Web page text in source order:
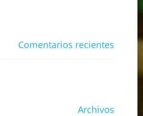
Comentarios recientes
Archivos